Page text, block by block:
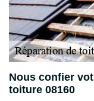
Nous confier
toiture 08160